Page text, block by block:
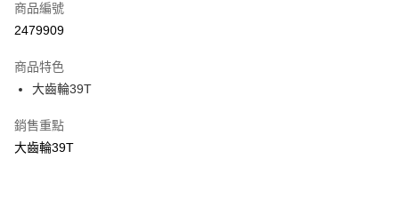
LINE Pay
街口支付
悠遊付
ATM付款
商品編號
2479909
商品特色
大齒輪39T
銷售重點
大齒輪39T